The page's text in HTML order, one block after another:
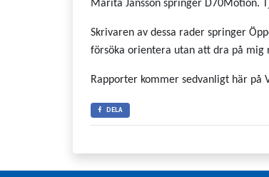
Marita Jansson springer D70Motion.
Skrivaren av dessa rader springer
försöka orientera utan att dra på mig
Rapporter kommer sedvanligt här på
DELA